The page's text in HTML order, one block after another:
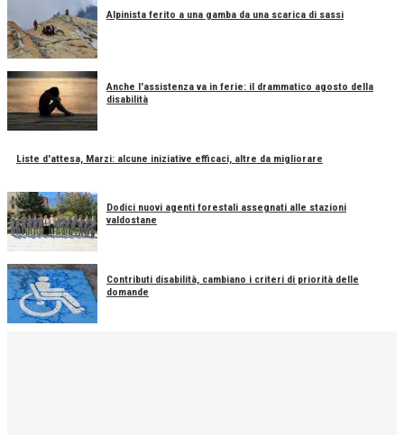
Alpinista ferito a una gamba da una scarica di sassi
Anche l'assistenza va in ferie: il drammatico agosto della
disabilità
Liste d'attesa, Marzi: alcune iniziative efficaci, altre da migliorare
Dodici nuovi agenti forestali assegnati alle stazioni
valdostane
Contributi disabilità, cambiano i criteri di priorità delle
domande